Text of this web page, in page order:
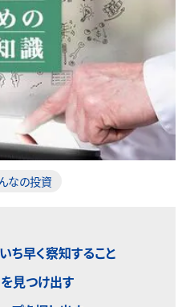
なの投資
ち早く察知すること
見つけ出す